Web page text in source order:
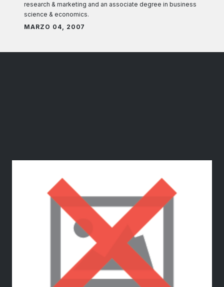
research & marketing and an associate degree in business
science & economics.
MARZO 04, 2007